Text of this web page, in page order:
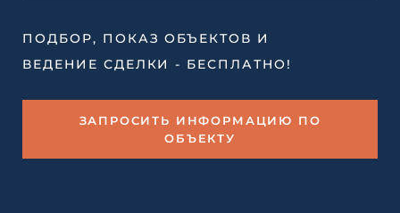
ПОДБОР, ПОКАЗ ОБЪЕКТОВ И
ВЕДЕНИЕ СДЕЛКИ - БЕСПЛАТНО!
ЗАПРОСИТЬ ИНФОРМАЦИЮ ПО
ОБЪЕКТУ